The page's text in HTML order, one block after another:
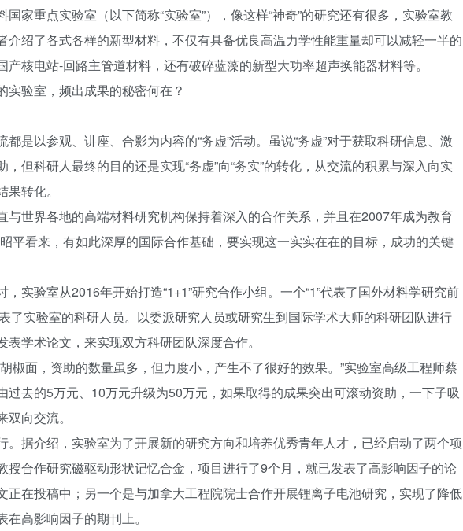
家重点实验室（以下简称“实验室”），像这样“神奇”的研究还有很多，实验室教
介绍了各式各样的新型材料，不仅有具备优良高温力学性能重量却可以减轻一半的
核电站-回路主管道材料，还有破碎蓝藻的新型大功率超声换能器材料等。
实验室，频出成果的秘密何在？
是以参观、讲座、合影为内容的“务虚”活动。虽说“务虚”对于获取科研信息、激
但科研人最终的目的还是实现“务虚”向“务实”的转化，从交流的积累与深入向实
转化。
与世界各地的高端材料研究机构保持着深入的合作关系，并且在2007年成为教育
平看来，有如此深厚的国际合作基础，要实现这一实实在在的目标，成功的关键
实验室从2016年开始打造“1+1”研究合作小组。一个“1”代表了国外材料学研究前
了实验室的科研人员。以委派研究人员或研究生到国际学术大师的科研团队进行
学术论文，来实现双方科研团队深度合作。
椒面，资助的数量虽多，但力度小，产生不了很好的效果。”实验室高级工程师蔡
过去的5万元、10万元升级为50万元，如果取得的成果突出可滚动资助，一下子吸
向交流。
。据介绍，实验室为了开展新的研究方向和培养优秀青年人才，已经启动了两个项
合作研究磁驱动形状记忆合金，项目进行了9个月，就已发表了高影响因子的论
正在投稿中；另一个是与加拿大工程院院士合作开展锂离子电池研究，实现了降低
高影响因子的期刊上。